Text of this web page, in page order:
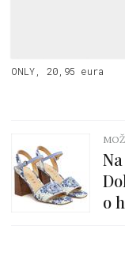
ONLY, 20,95 eura
o